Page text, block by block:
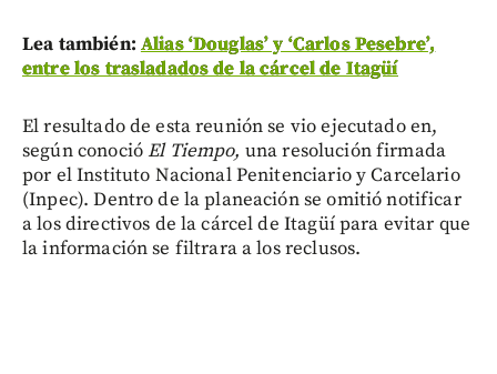
Lea también: Alias ‘Douglas’ y ‘Carlos Pesebre’,
entre los trasladados de la cárcel de Itagüí
El resultado de esta reunión se vio ejecutado en,
según conocióEl Tiempo, una resolución firmada
por el Instituto Nacional Penitenciario y Carcelario
(Inpec). Dentro de la planeación se omitió notificar
a los directivos de la cárcel de Itagüí para evitar que
la información se filtrara a los reclusos.